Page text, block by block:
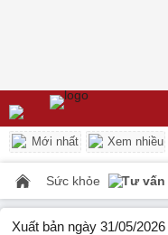
Mới nhất Xem nhiều
Sức khỏe Tư vấn
Xuất bản ngày 31/05/